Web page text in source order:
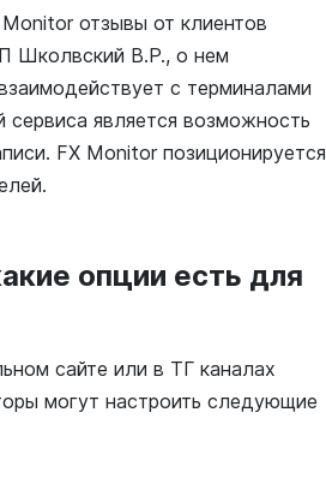
отзывы от клиентов
Школвский В.Р., о нем
с терминалами
является возможность
FX Monitor позиционируется
опции есть для
сайте или в ТГ каналах
могут настроить следующие